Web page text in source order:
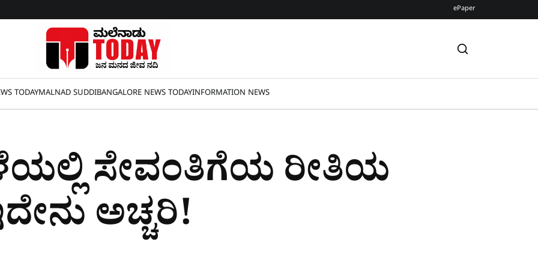
ePaper
TODAYMALNAD SUDDIBANGALORE NEWS TODAYINFORMATION NEWS
ಸೇವಂತಿಗೆಯ ರೀತಿಯ
ಅಚ್ಚರಿ!